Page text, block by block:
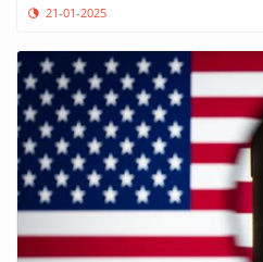
21-01-2025